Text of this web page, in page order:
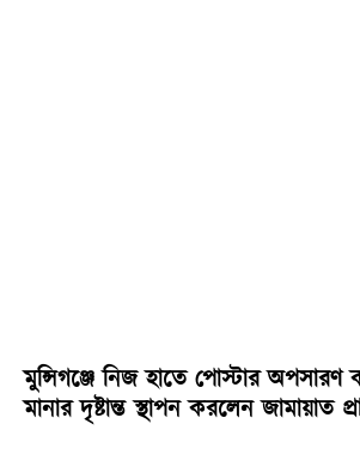
মুন্সিগঞ্জে নিজ হাতে পোস্টার অপসারণ
মানার দৃষ্টান্ত স্থাপন করলেন জামায়াত